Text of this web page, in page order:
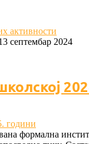
активности
септембар 2024
формална